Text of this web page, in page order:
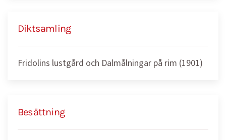
Diktsamling
Fridolins lustgård och Dalmålningar på rim (1901)
Besättning